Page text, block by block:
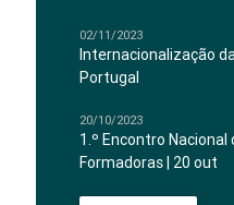
02/11/2023
Internacionalização
Portugal
20/10/2023
1.º Encontro
Formadoras | 20 out